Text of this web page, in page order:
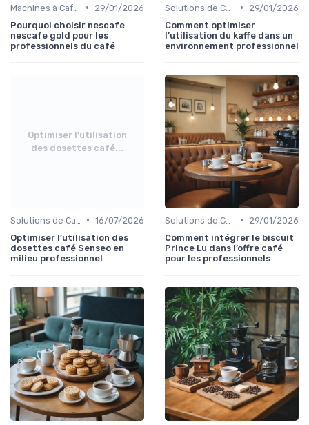
•
29/01/2026
Pourquoi choisir nescafe
nescafe gold pour les
professionnels du café
•
29/01/2026
Comment optimiser
l’utilisation du kaffe dans un
environnement professionnel
Optimiser l’utilisation
des dosettes café...
• 16/07/2026
Optimiser l’utilisation des
dosettes café Senseo en
milieu professionnel
•
29/01/2026
Comment intégrer le biscuit
Prince Lu dans l’offre café
pour les professionnels